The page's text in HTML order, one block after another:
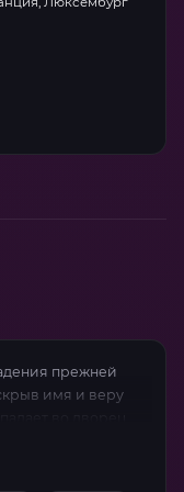
прежней
имя и веру
когда коварный
указа об